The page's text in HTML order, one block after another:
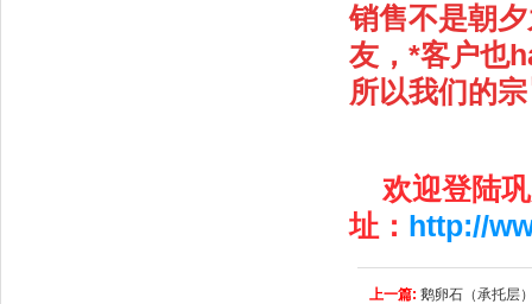
销售不是朝
友，*客户也
所以我们的
欢迎登陆
址： http://
上一篇: 鹅卵石（承托层